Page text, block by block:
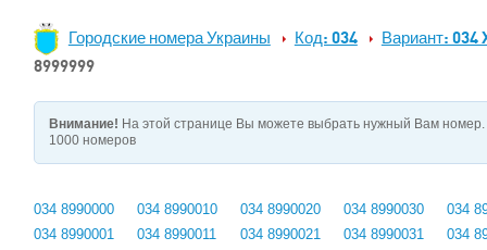
Городские номера Украины Код: 034
Вариант: 034
8999999
Внимание! На этой странице Вы можете выбрать нужный Вам
1000 номеров
034 8990000
034 8990001
034 8990010
034 8990011
034 8990020
034 8990021
034 8990030
034 8990031
034
034